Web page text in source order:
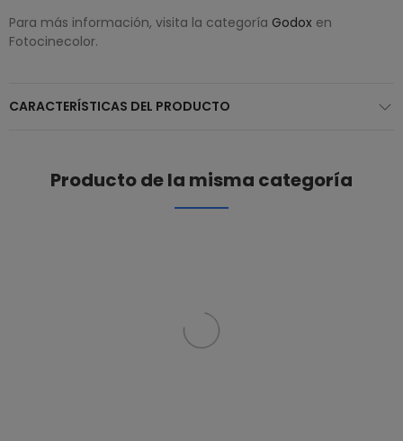
Para más información, visita la categoría Godox en
Fotocinecolor.
CARACTERÍSTICAS DEL PRODUCTO
Producto de la misma categoría